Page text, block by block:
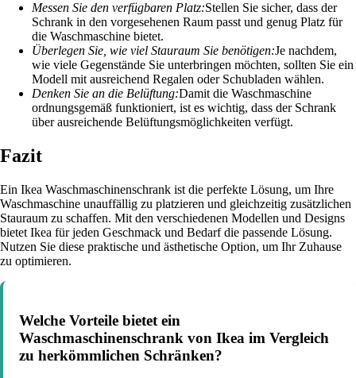
Messen Sie den verfügbaren Platz:Stellen Sie sicher, dass der
Schrank in den vorgesehenen Raum passt und genug Platz für
die Waschmaschine bietet.
Überlegen Sie, wie viel Stauraum Sie benötigen:Je nachdem,
wie viele Gegenstände Sie unterbringen möchten, sollten Sie ein
Modell mit ausreichend Regalen oder Schubladen wählen.
Denken Sie an die Belüftung:Damit die Waschmaschine
ordnungsgemäß funktioniert, ist es wichtig, dass der Schrank
über ausreichende Belüftungsmöglichkeiten verfügt.
Fazit
Ein Ikea Waschmaschinenschrank ist die perfekte Lösung, um Ihre
Waschmaschine unauffällig zu platzieren und gleichzeitig zusätzlichen
Stauraum zu schaffen. Mit den verschiedenen Modellen und Designs
bietet Ikea für jeden Geschmack und Bedarf die passende Lösung.
Nutzen Sie diese praktische und ästhetische Option, um Ihr Zuhause
zu optimieren.
Welche Vorteile bietet ein
Waschmaschinenschrank von Ikea im Vergleich
zu herkömmlichen Schränken?